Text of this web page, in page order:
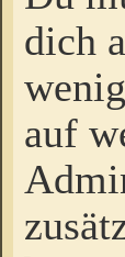
dich
auf